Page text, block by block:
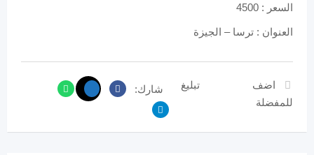
السعر : 4500
العنوان : ترسا – الجيزة
اضف
للمفضلة
تبليغ شارك: